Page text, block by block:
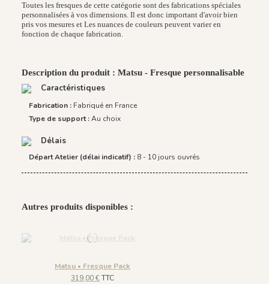
Toutes les fresques de cette catégorie sont des fabrications spéciales
personnalisées à vos dimensions. Il est donc important d'avoir bien
pris vos mesures et Les nuances de couleurs peuvent varier en
fonction de chaque fabrication.
Description du produit : Matsu - Fresque personnalisable
Caractéristiques
Fabrication : Fabriqué en France
Type de support :Au choix
Délais
Départ Atelier (délai indicatif) : 8 - 10 jours ouvrés
Autres produits disponibles :
Matsu • Fresque Pack
319,00 €TTC